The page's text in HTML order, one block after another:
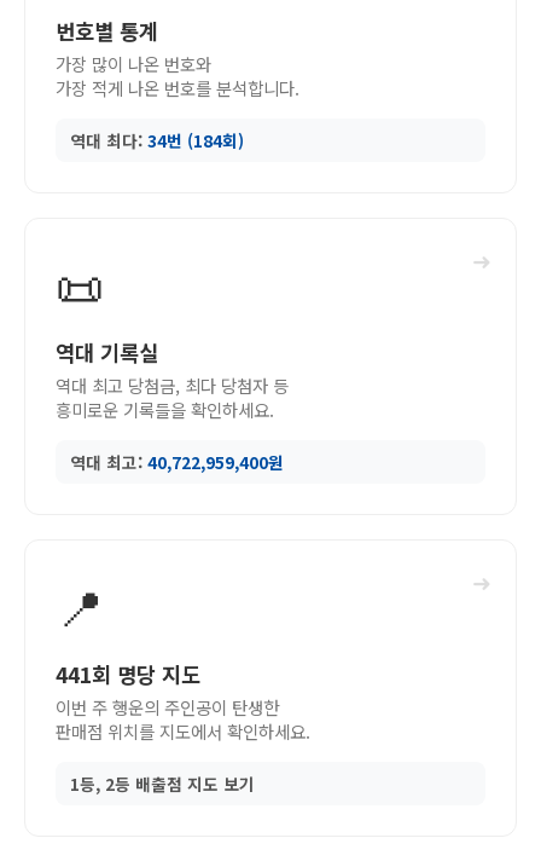
번호별 통계
가장 많이 나온 번호와
가장 적게 나온 번호를 분석합니다.
역대 최다: 34번 (184회)
➜
📜
역대 기록실
역대 최고 당첨금, 최다 당첨자 등
흥미로운 기록들을 확인하세요.
역대 최고: 40,722,959,400원
➜
📍
441회 명당 지도
이번 주 행운의 주인공이 탄생한
판매점 위치를 지도에서 확인하세요.
1등, 2등 배출점 지도 보기